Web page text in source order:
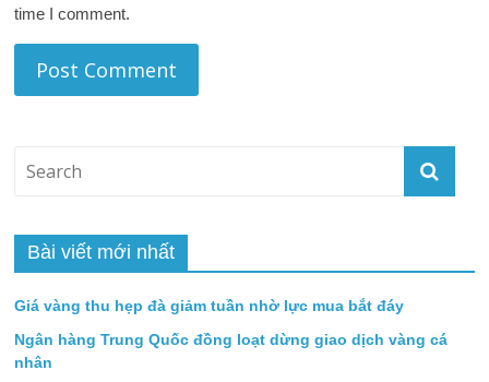
time I comment.
Bài viết mới nhất
Giá vàng thu hẹp đà giảm tuần nhờ lực mua bắt đáy
Ngân hàng Trung Quốc đồng loạt dừng giao dịch vàng cá
nhân